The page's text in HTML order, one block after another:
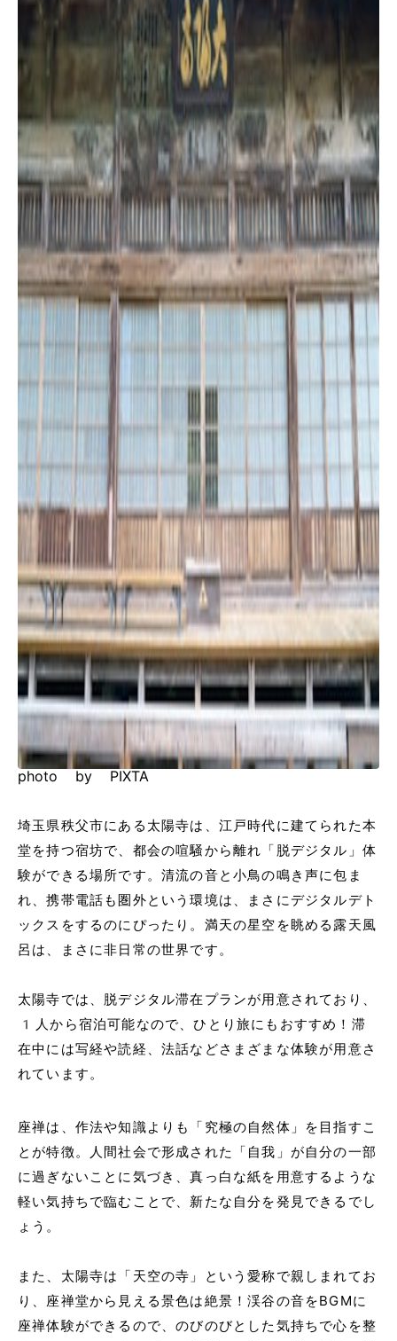
photo by PIXTA
埼玉県秩父市にある太陽寺は、江戸時代に建てられた本
堂を持つ宿坊で、都会の喧騒から離れ「脱デジタル」体
験ができる場所です。清流の音と小鳥の鳴き声に包ま
れ、携帯電話も圏外という環境は、まさにデジタルデト
ックスをするのにぴったり。満天の星空を眺める露天風
呂は、まさに非日常の世界です。
太陽寺では、脱デジタル滞在プランが用意されており、
1人から宿泊可能なので、ひとり旅にもおすすめ！滞
在中には写経や読経、法話などさまざまな体験が用意さ
れています。
座禅は、作法や知識よりも「究極の自然体」を目指すこ
とが特徴。人間社会で形成された「自我」が自分の一部
に過ぎないことに気づき、真っ白な紙を用意するような
軽い気持ちで臨むことで、新たな自分を発見できるでし
ょう。
また、太陽寺は「天空の寺」という愛称で親しまれてお
り、座禅堂から見える景色は絶景！渓谷の音をBGMに
座禅体験ができるので、のびのびとした気持ちで心を整